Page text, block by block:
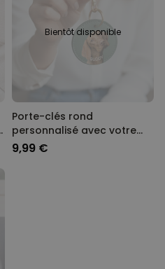
28.500
exemplaires
vendus
Bientôt disponible
Porte-clés rond
personnalisé avec votre
animal de compagnie
9,99 €